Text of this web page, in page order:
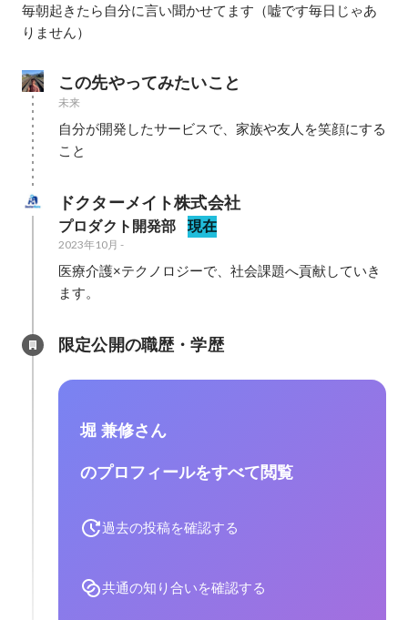
毎朝起きたら自分に言い聞かせてます（嘘です毎日じゃあ
りません）
この先やってみたいこと
未来
自分が開発したサービスで、家族や友人を笑顔にする
こと
ドクターメイト株式会社
プロダクト開発部 現在
2023年10月 -
医療介護×テクノロジーで、社会課題へ貢献していき
ます。
限定公開の職歴・学歴
堀 兼修さん
のプロフィールをすべて閲覧
過去の投稿を確認する
共通の知り合いを確認する